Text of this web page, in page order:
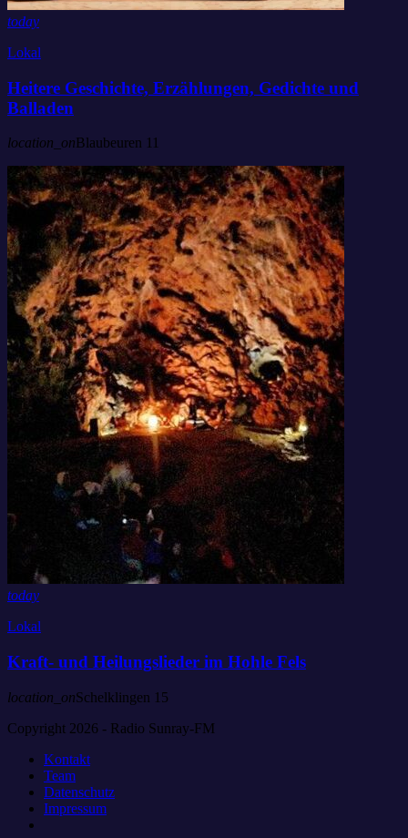
today
Lokal
Heitere Geschichte, Erzählungen, Gedichte und
Balladen
location_on Blaubeuren 11
today
Lokal
Kraft- und Heilungslieder im Hohle Fels
location_onSchelklingen 15
Copyright 2026 - Radio Sunray-FM
Kontakt
Team
Datenschutz
Impressum